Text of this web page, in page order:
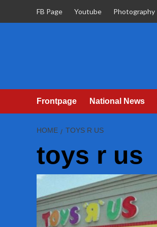
FB Page Youtube Photography
Frontpage National News
HOME TOYS R US
toys r us